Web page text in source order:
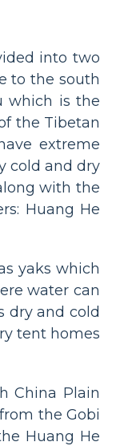
into two
to the south
which is the
the Tibetan
extreme
cold and dry
with the
Huang He
yaks which
water can
dry and cold
tent homes
China Plain
the Gobi
Huang He